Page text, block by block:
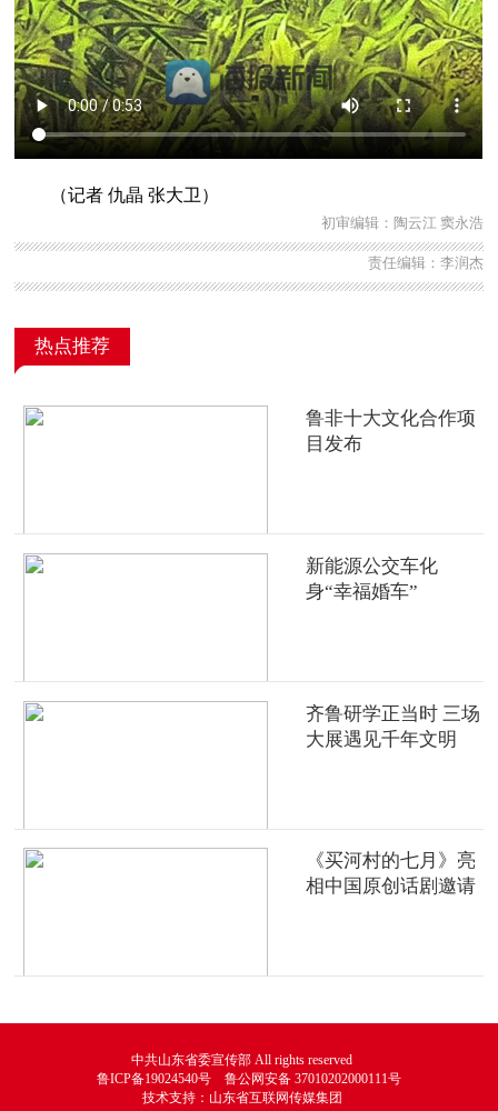
（记者 仇晶 张大卫）
初审编辑：陶云江 窦永浩
责任编辑：李润杰
热点推荐
鲁非十大文化合作项
目发布
新能源公交车化
身“幸福婚车”
齐鲁研学正当时 三场
大展遇见千年文明
《买河村的七月》亮
相中国原创话剧邀请
中共山东省委宣传部 All rights reserved
鲁ICP备19024540号 鲁公网安备 37010202000111号
技术支持：山东省互联网传媒集团